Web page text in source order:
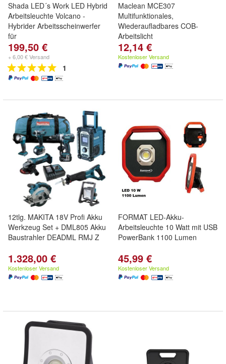
Shada LED´s Work LED Hybrid
Arbeitsleuchte Volcano -
Hybrider Arbeitsscheinwerfer
für
199,50 €
+ 6,00 € Versand
1
Maclean MCE307
Multifunktionales,
Wiederaufladbares COB-
Arbeitslicht
12,14 €
Kostenloser Versand
12tlg. MAKITA 18V Profi Akku
Werkzeug Set + DML805 Akku
Baustrahler DEADML RMJ Z
1.328,00 €
Kostenloser Versand
FORMAT LED-Akku-
Arbeitsleuchte 10 Watt mit USB
PowerBank 1100 Lumen
45,99 €
Kostenloser Versand